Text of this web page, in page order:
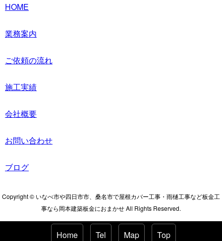
HOME
業務案内
ご依頼の流れ
施工実績
会社概要
お問い合わせ
ブログ
Copyright © いなべ市や四日市市、桑名市で屋根カバー工事・雨樋工事など板金工
事なら岡本建築板金におまかせ All Rights Reserved.
Home Tel Map Top